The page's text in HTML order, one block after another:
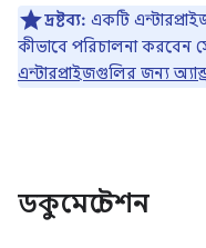
দ্রষ্টব্য: একটি
কীভাবে পরিচালনা করবেন
এন্টারপ্রাইজগুলির জন্য
ডকুমেন্টেশন